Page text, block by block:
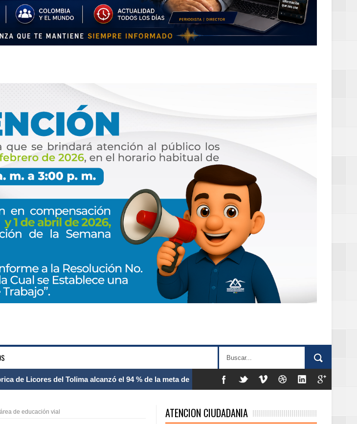
su conectividad con una nueva frecuencia
de educación vial ATENCION CIUDADANIA